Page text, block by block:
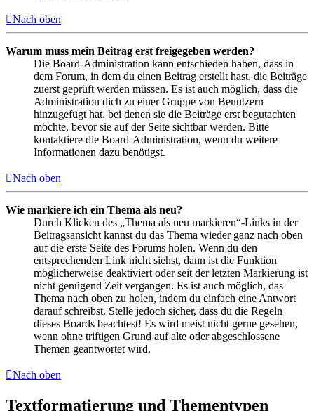
Nach oben
Warum muss mein Beitrag erst freigegeben werden?
Die Board-Administration kann entschieden haben, dass in
dem Forum, in dem du einen Beitrag erstellt hast, die Beiträge
zuerst geprüft werden müssen. Es ist auch möglich, dass die
Administration dich zu einer Gruppe von Benutzern
hinzugefügt hat, bei denen sie die Beiträge erst begutachten
möchte, bevor sie auf der Seite sichtbar werden. Bitte
kontaktiere die Board-Administration, wenn du weitere
Informationen dazu benötigst.
Nach oben
Wie markiere ich ein Thema als neu?
Durch Klicken des „Thema als neu markieren“-Links in der
Beitragsansicht kannst du das Thema wieder ganz nach oben
auf die erste Seite des Forums holen. Wenn du den
entsprechenden Link nicht siehst, dann ist die Funktion
möglicherweise deaktiviert oder seit der letzten Markierung ist
nicht genügend Zeit vergangen. Es ist auch möglich, das
Thema nach oben zu holen, indem du einfach eine Antwort
darauf schreibst. Stelle jedoch sicher, dass du die Regeln
dieses Boards beachtest! Es wird meist nicht gerne gesehen,
wenn ohne triftigen Grund auf alte oder abgeschlossene
Themen geantwortet wird.
Nach oben
Textformatierung und Thementypen